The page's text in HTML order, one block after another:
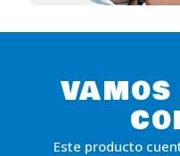
VAMOS
Este producto